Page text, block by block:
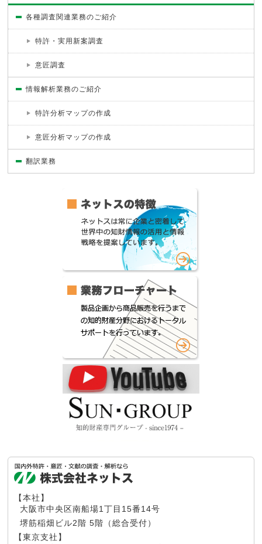
各種調査関連業務のご紹介
特許・実用新案調査
意匠調査
情報解析業務のご紹介
特許分析マップの作成
意匠分析マップの作成
翻訳業務
【本社】
大阪市中央区南船場1丁目15番14号
堺筋稲畑ビル2階 5階（総合受付）
【東京支社】